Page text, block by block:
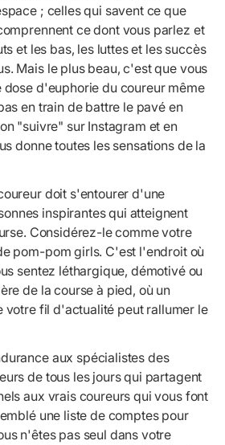
; celles qui savent ce que
ce dont vous parlez et
et les bas, les luttes et les succès
Mais le plus beau, c'est que vous
d'euphorie du coureur même
en train de battre le pavé en
"suivre" sur Instagram et en
donne toutes les sensations de la
doit s'entourer d'une
inspirantes qui atteignent
Considérez-le comme votre
pom-pom girls. C'est l'endroit où
sentez léthargique, démotivé ou
de la course à pied, où un
votre fil d'actualité peut rallumer le
aux spécialistes des
de tous les jours qui partagent
aux vrais coureurs qui vous font
une liste de comptes pour
n'êtes pas seul dans votre